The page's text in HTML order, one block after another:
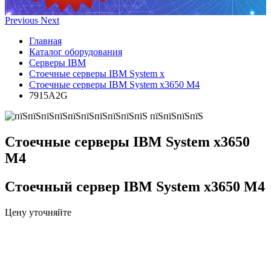
Previous Next
Главная
Каталог оборудования
Серверы IBM
Стоечные серверы IBM System x
Стоечные серверы IBM System x3650 M4
7915A2G
Стоечные серверы IBM System x3650
M4
Стоечный сервер IBM System x3650 M4
Цену уточняйте